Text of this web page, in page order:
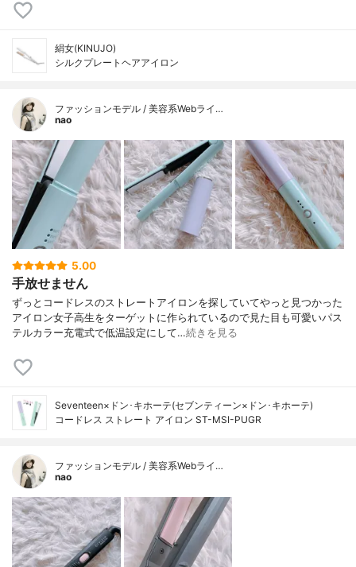
絹女(KINUJO)
シルクプレートヘアアイロン
ファッションモデル / 美容系Webライ…
nao
5.00
手放せません
ずっとコードレスのストレートアイロンを探していてやっと見つかった
アイロン女子高生をターゲットに作られているので見た目も可愛いパス
テルカラー充電式で低温設定にして…続きを見る
Seventeen×ドン･キホーテ(セブンティーン×ドン･キホーテ)
コードレス ストレート アイロン ST-MSI-PUGR
ファッションモデル / 美容系Webライ…
nao